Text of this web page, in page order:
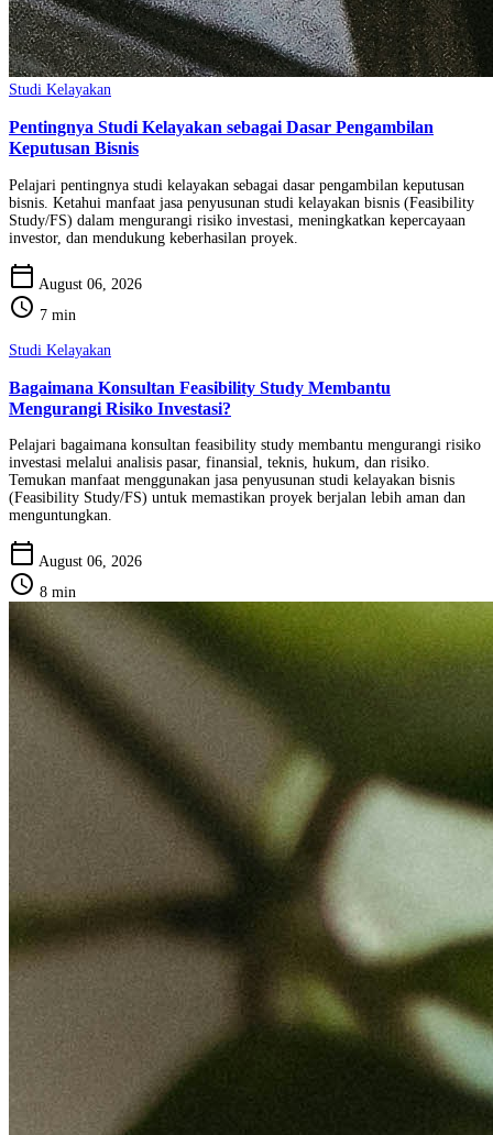
Studi Kelayakan
Pentingnya Studi Kelayakan sebagai Dasar Pengambilan
Keputusan Bisnis
Pelajari pentingnya studi kelayakan sebagai dasar pengambilan keputusan
bisnis. Ketahui manfaat jasa penyusunan studi kelayakan bisnis (Feasibility
Study/FS) dalam mengurangi risiko investasi, meningkatkan kepercayaan
investor, dan mendukung keberhasilan proyek.
calendar_today August 06, 2026
schedule 7 min
Studi Kelayakan
Bagaimana Konsultan Feasibility Study Membantu
Mengurangi Risiko Investasi?
Pelajari bagaimana konsultan feasibility study membantu mengurangi risiko
investasi melalui analisis pasar, finansial, teknis, hukum, dan risiko.
Temukan manfaat menggunakan jasa penyusunan studi kelayakan bisnis
(Feasibility Study/FS) untuk memastikan proyek berjalan lebih aman dan
menguntungkan.
calendar_today August 06, 2026
schedule 8 min